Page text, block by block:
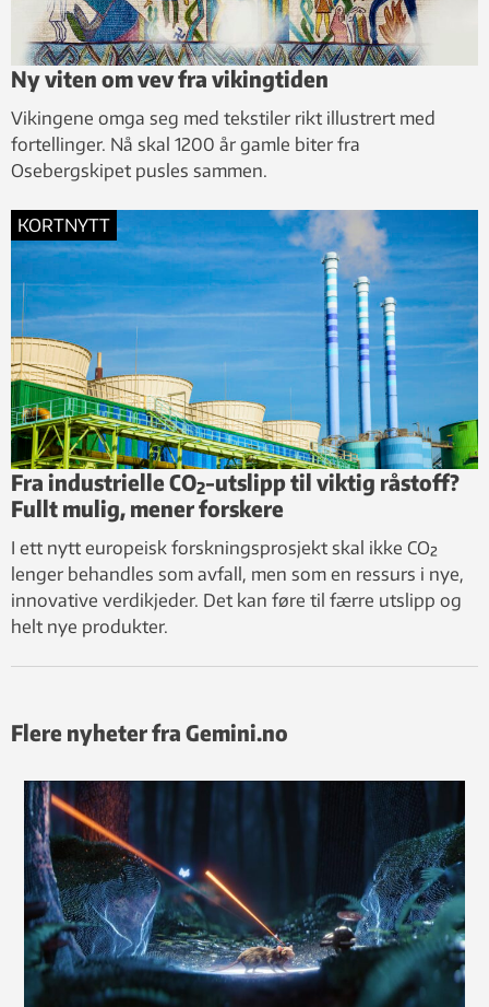
Ny viten om vev fra vikingtiden
Vikingene omga seg med tekstiler rikt illustrert med
fortellinger. Nå skal 1200 år gamle biter fra
Osebergskipet pusles sammen.
KORTNYTT
Fra industrielle CO2-utslipp til viktig råstoff?
Fullt mulig, mener forskere
I ett nytt europeisk forskningsprosjekt skal ikke CO₂
lenger behandles som avfall, men som en ressurs i nye,
innovative verdikjeder. Det kan føre til færre utslipp og
helt nye produkter.
Flere nyheter fra Gemini.no